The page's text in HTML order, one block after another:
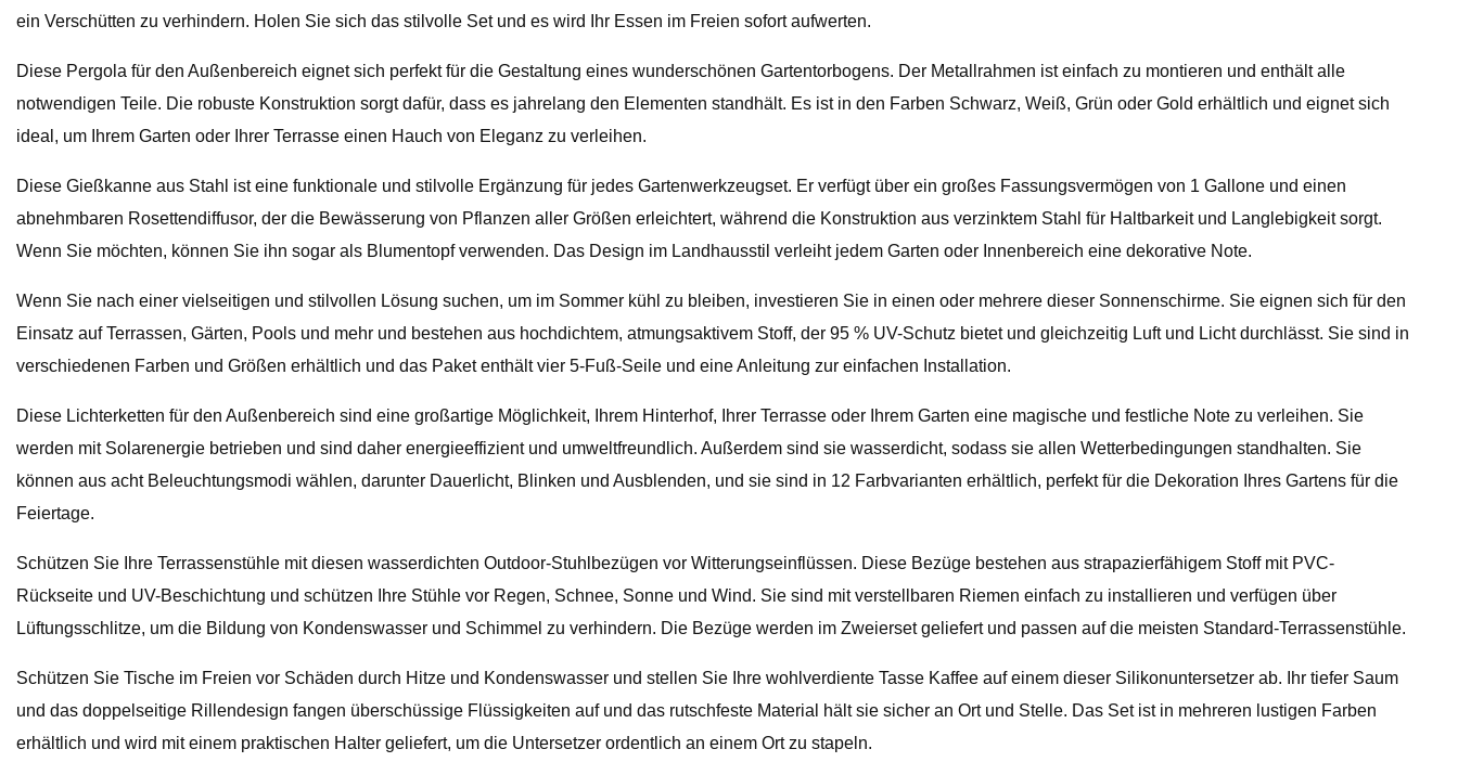
ein Verschütten zu verhindern. Holen Sie sich das stilvolle Set und es wird Ihr Essen im Freien sofort aufwerten.
Diese Pergola für den Außenbereich eignet sich perfekt für die Gestaltung eines wunderschönen Gartentorbogens. Der Metallrahmen ist einfach zu montieren und enthält alle
notwendigen Teile. Die robuste Konstruktion sorgt dafür, dass es jahrelang den Elementen standhält. Es ist in den Farben Schwarz, Weiß, Grün oder Gold erhältlich und eignet sich
ideal, um Ihrem Garten oder Ihrer Terrasse einen Hauch von Eleganz zu verleihen.
Diese Gießkanne aus Stahl ist eine funktionale und stilvolle Ergänzung für jedes Gartenwerkzeugset. Er verfügt über ein großes Fassungsvermögen von 1 Gallone und einen
abnehmbaren Rosettendiffusor, der die Bewässerung von Pflanzen aller Größen erleichtert, während die Konstruktion aus verzinktem Stahl für Haltbarkeit und Langlebigkeit sorgt.
Wenn Sie möchten, können Sie ihn sogar als Blumentopf verwenden. Das Design im Landhausstil verleiht jedem Garten oder Innenbereich eine dekorative Note.
Wenn Sie nach einer vielseitigen und stilvollen Lösung suchen, um im Sommer kühl zu bleiben, investieren Sie in einen oder mehrere dieser Sonnenschirme. Sie eignen sich für den
Einsatz auf Terrassen, Gärten, Pools und mehr und bestehen aus hochdichtem, atmungsaktivem Stoff, der 95 % UV-Schutz bietet und gleichzeitig Luft und Licht durchlässt. Sie sind in
verschiedenen Farben und Größen erhältlich und das Paket enthält vier 5-Fuß-Seile und eine Anleitung zur einfachen Installation.
Diese Lichterketten für den Außenbereich sind eine großartige Möglichkeit, Ihrem Hinterhof, Ihrer Terrasse oder Ihrem Garten eine magische und festliche Note zu verleihen. Sie
werden mit Solarenergie betrieben und sind daher energieeffizient und umweltfreundlich. Außerdem sind sie wasserdicht, sodass sie allen Wetterbedingungen standhalten. Sie
können aus acht Beleuchtungsmodi wählen, darunter Dauerlicht, Blinken und Ausblenden, und sie sind in 12 Farbvarianten erhältlich, perfekt für die Dekoration Ihres Gartens für die
Feiertage.
Schützen Sie Ihre Terrassenstühle mit diesen wasserdichten Outdoor-Stuhlbezügen vor Witterungseinflüssen. Diese Bezüge bestehen aus strapazierfähigem Stoff mit PVC-
Rückseite und UV-Beschichtung und schützen Ihre Stühle vor Regen, Schnee, Sonne und Wind. Sie sind mit verstellbaren Riemen einfach zu installieren und verfügen über
Lüftungsschlitze, um die Bildung von Kondenswasser und Schimmel zu verhindern. Die Bezüge werden im Zweierset geliefert und passen auf die meisten Standard-Terrassenstühle.
Schützen Sie Tische im Freien vor Schäden durch Hitze und Kondenswasser und stellen Sie Ihre wohlverdiente Tasse Kaffee auf einem dieser Silikonuntersetzer ab. Ihr tiefer Saum
und das doppelseitige Rillendesign fangen überschüssige Flüssigkeiten auf und das rutschfeste Material hält sie sicher an Ort und Stelle. Das Set ist in mehreren lustigen Farben
erhältlich und wird mit einem praktischen Halter geliefert, um die Untersetzer ordentlich an einem Ort zu stapeln.